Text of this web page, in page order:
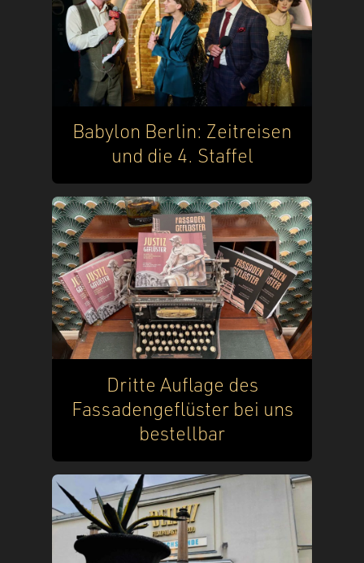
Babylon Berlin: Zeitreisen
und die 4. Staffel
Dritte Auflage des
Fassadengeflüster bei uns
bestellbar